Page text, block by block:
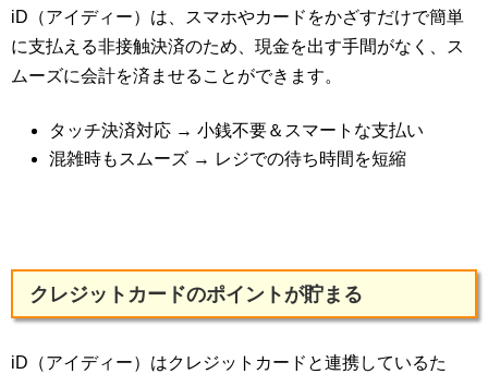
iD（アイディー）は、スマホやカードをかざすだけで簡単
に支払える非接触決済のため、現金を出す手間がなく、ス
ムーズに会計を済ませることができます。
タッチ決済対応 → 小銭不要＆スマートな支払い
混雑時もスムーズ → レジでの待ち時間を短縮
クレジットカードのポイントが貯まる
iD（アイディー）はクレジットカードと連携しているた